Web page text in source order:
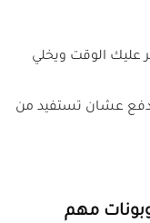
عليك الوقت ويخلي
عشان تستفيد من
مهم